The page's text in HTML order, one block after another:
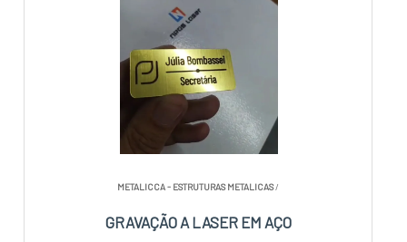
METALICCA - ESTRUTURAS METALICAS/
GRAVAÇÃO A LASER EM AÇO